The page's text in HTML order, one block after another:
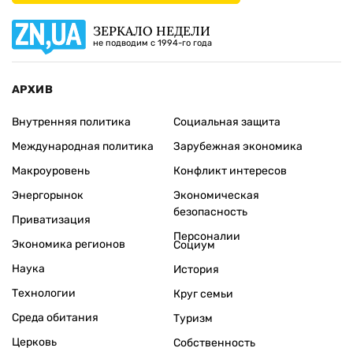
ЗЕРКАЛО НЕДЕЛИ
не подводим с 1994-го года
АРХИВ
Внутренняя политика
Международная политика
Макроуровень
Энергорынок
Приватизация
Экономика регионов
Социальная защита
Зарубежная экономика
Конфликт интересов
Экономическая
безопасность
Персоналии
Наука
Технологии
Среда обитания
Церковь
Социум
История
Круг семьи
Туризм
Собственность